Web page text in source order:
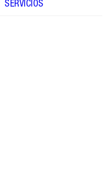
SERVICIOS